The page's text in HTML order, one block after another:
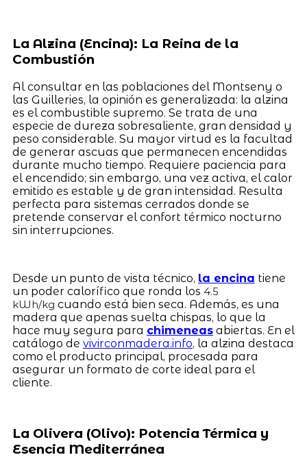
La Alzina (Encina): La Reina de la
Combustión
Al consultar en las poblaciones del Montseny o
las Guilleries, la opinión es generalizada: la alzina
es el combustible supremo. Se trata de una
especie de dureza sobresaliente, gran densidad y
peso considerable. Su mayor virtud es la facultad
de generar ascuas que permanecen encendidas
durante mucho tiempo. Requiere paciencia para
el encendido; sin embargo, una vez activa, el calor
emitido es estable y de gran intensidad. Resulta
perfecta para sistemas cerrados donde se
pretende conservar el confort térmico nocturno
sin interrupciones.
Desde un punto de vista técnico, la encina tiene
un poder calorífico que ronda los 4.5
kWh/kg cuando está bien seca. Además, es una
madera que apenas suelta chispas, lo que la
hace muy segura para chimeneasabiertas. En el
catálogo de vivirconmadera.info, la alzina destaca
como el producto principal, procesada para
asegurar un formato de corte ideal para el
cliente.
La Olivera (Olivo): Potencia Térmica y
Esencia Mediterránea